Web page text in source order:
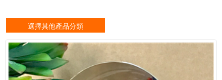
選擇其他產品分類